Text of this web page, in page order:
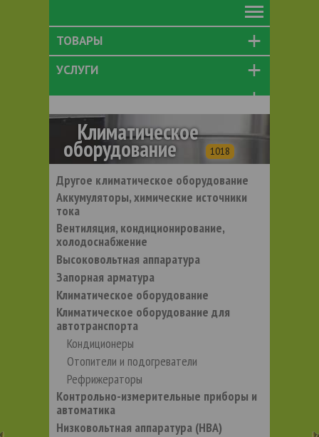
ТОВАРЫ
УСЛУГИ
Климатическое
оборудование 1018
Другое климатическое оборудование
Аккумуляторы, химические источники
тока
Вентиляция, кондиционирование,
холодоснабжение
Высоковольтная аппаратура
Запорная арматура
Климатическое оборудование
Климатическое оборудование для
автотранспорта
Кондиционеры
Отопители и подогреватели
Рефрижераторы
Контрольно-измерительные приборы и
автоматика
Низковольтная аппаратура (НВА)